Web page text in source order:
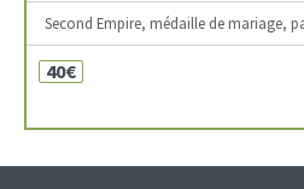
Second Empire, médaille de mariage,
40€